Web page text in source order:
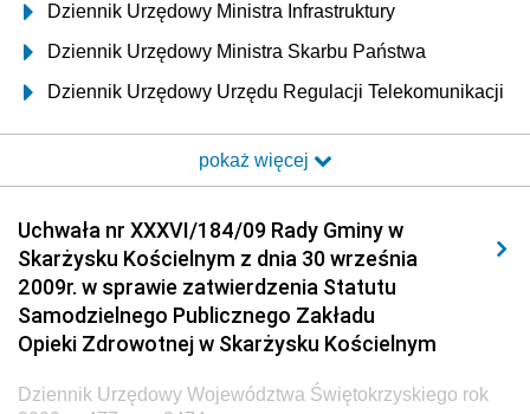
Dziennik Urzędowy Ministra Infrastruktury
Dziennik Urzędowy Ministra Skarbu Państwa
Dziennik Urzędowy Urzędu Regulacji Telekomunikacji
Dziennik Urzędowy Ministra Transportu i Budownictwa
Elektronicznej
Dziennik Urzędowy Ministra Spraw Wewnętrznych i
Administracji
Dziennik Urzędowy Ministra Transportu
Dziennik Urzędowy Ministra Budownictwa
pokaż więcej
Uchwała nr XXXVI/184/09 Rady Gminy w
Skarżysku Kościelnym z dnia 30 września
2009r. w sprawie zatwierdzenia Statutu
Samodzielnego Publicznego Zakładu
Opieki Zdrowotnej w Skarżysku Kościelnym
Dziennik Urzędowy Województwa Świętokrzyskiego rok